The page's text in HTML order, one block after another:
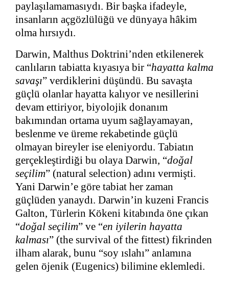
paylaşılamamasıydı. Bir başka ifadeyle,
insanların açgözlülüğü ve dünyaya hâkim
olma hırsıydı.
Darwin, Malthus Doktrini’nden etkilenerek
canlıların tabiatta kıyasıya bir “hayatta kalma
savaşı” verdiklerini düşündü. Bu savaşta
güçlü olanlar hayatta kalıyor ve nesillerini
devam ettiriyor, biyolojik donanım
bakımından ortama uyum sağlayamayan,
beslenme ve üreme rekabetinde güçlü
olmayan bireyler ise eleniyordu. Tabiatın
gerçekleştirdiği bu olaya Darwin, “doğal
seçilim” (natural selection) adını vermişti.
Yani Darwin’e göre tabiat her zaman
güçlüden yanaydı. Darwin’in kuzeni Francis
Galton, Türlerin Kökeni kitabında öne çıkan
“doğal seçilim” ve “en iyilerin hayatta
kalması” (the survival of the fittest) fikrinden
ilham alarak, bunu “soy ıslahı” anlamına
gelen öjenik (Eugenics) bilimine eklemledi.